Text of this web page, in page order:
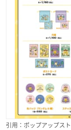
引用：ポップアップス